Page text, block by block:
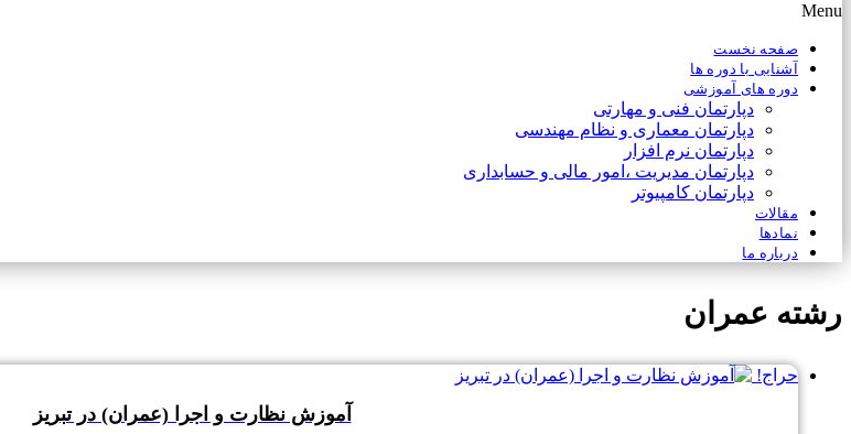
Menu
صفحه نخست
آشنایی با دوره ها
دوره های آموزشی
دپارتمان فنی و مهارتی
دپارتمان معماری و نظام مهندسی
دپارتمان نرم افزار
دپارتمان مدیریت ،امور مالی و حسابداری
دپارتمان کامپیوتر
مقالات
نمادها
درباره ما
رشته عمران
حراج!
آموزش نظارت و اجرا (عمران) در تبریز